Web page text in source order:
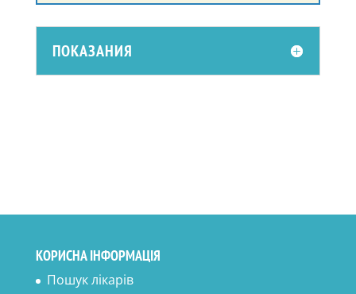
ПОКАЗАНИЯ
КОРИСНА ІНФОРМАЦІЯ
Пошук лікарів